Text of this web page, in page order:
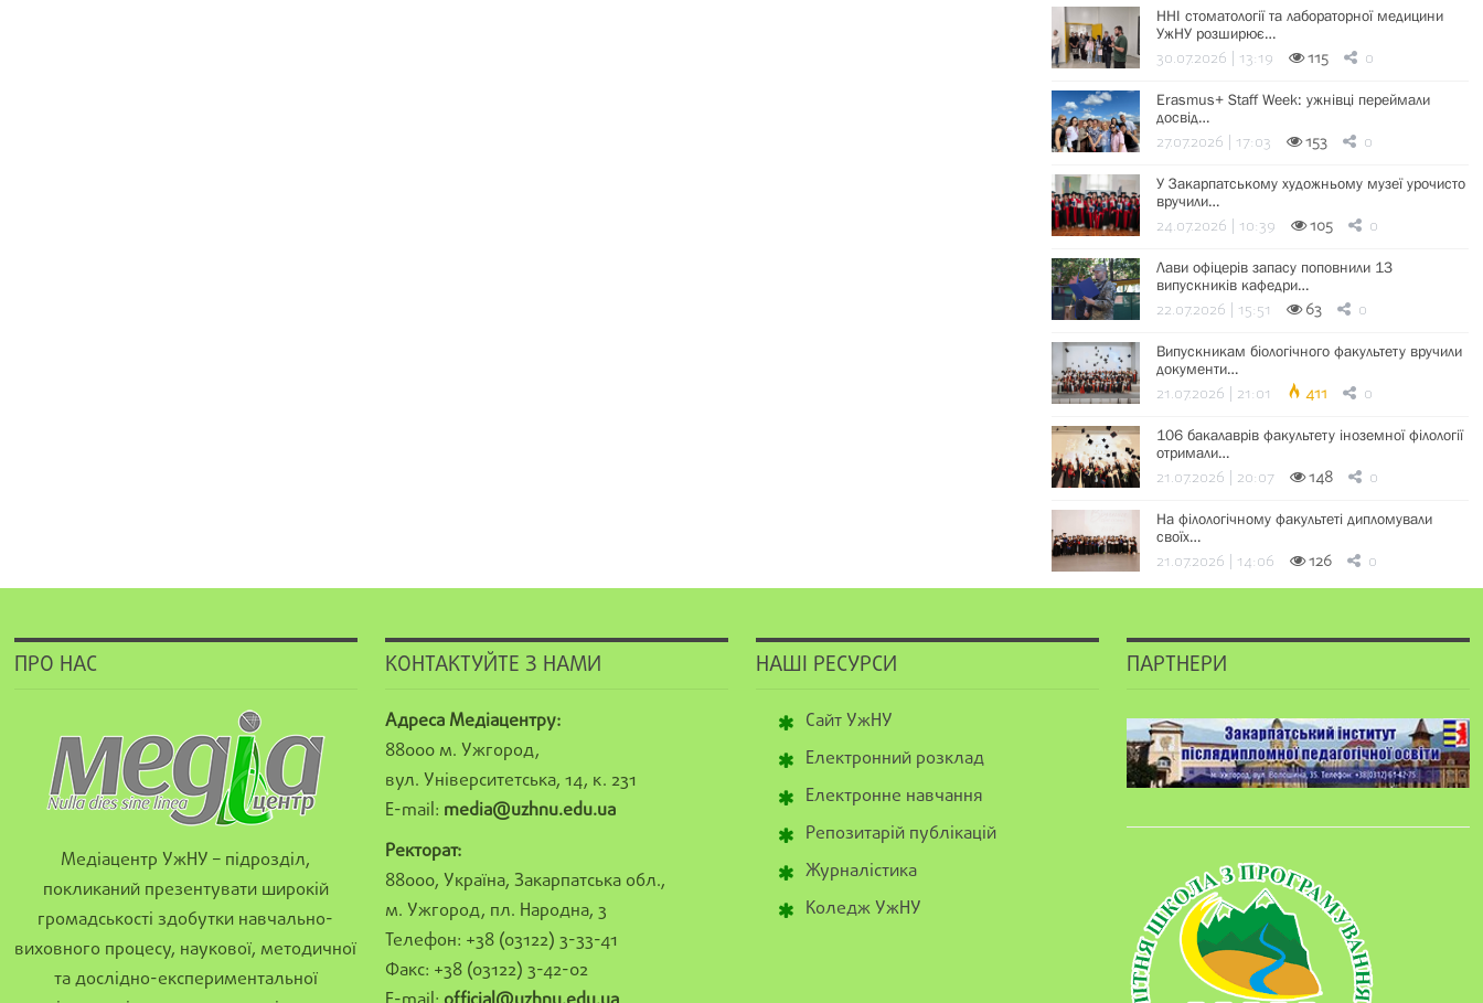
ННІ стоматології та лабораторної медицини
УжНУ розширює…
30.07.2026 | 13:19 115 0
Erasmus+ Staff Week: ужнівці переймали
досвід…
27.07.2026 | 17:03 153 0
У Закарпатському художньому музеї урочисто
вручили…
24.07.2026 | 10:39 105 0
Лави офіцерів запасу поповнили 13
випускників кафедри…
22.07.2026 | 15:51 63 0
Випускникам біологічного факультету вручили
документи…
21.07.2026 | 21:01 411 0
106 бакалаврів факультету іноземної філології
отримали…
21.07.2026 | 20:07 148 0
На філологічному факультеті дипломували
своїх…
21.07.2026 | 14:06 126 0
ПРО НАС
Медіацентр УжНУ – підрозділ,
покликаний презентувати широкій
громадськості здобутки навчально-
виховного процесу, наукової, методичної
та дослідно-експериментальної
КОНТАКТУЙТЕ З НАМИ
Адреса Медіацентру:
88000 м. Ужгород,
вул. Університетська, 14, к. 231
E-mail: media@uzhnu.edu.ua
Ректорат:
88000, Україна, Закарпатська обл.,
м. Ужгород, пл. Народна, 3
Телефон: +38 (03122) 3-33-41
Факс: +38 (03122) 3-42-02
НАШІ РЕСУРСИ
Сайт УжНУ
Електронний розклад
Електронне навчання
Репозитарій публікацій
Журналістика
Коледж УжНУ
ПАРТНЕРИ